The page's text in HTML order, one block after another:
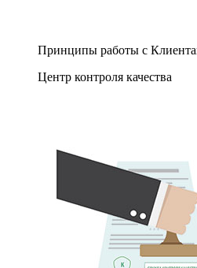
Принципы работы с
Центр контроля качества